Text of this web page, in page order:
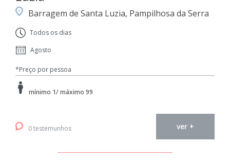
Barragem de Santa Luzia, Pampilhosa da Serra
Todos os dias
Agosto
*Preço por pessoa
mínimo 1/ máximo 99
0 testemunhos ver +